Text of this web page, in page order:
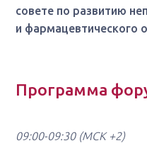
совете по развитию
и фармацевтического
Программа
09:00-09:30 (МСК +2)